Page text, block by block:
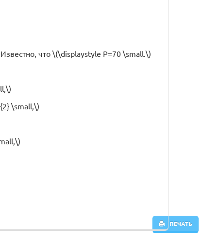
ПЕЧАТЬ
что \(\displaystyle P=70 \small.\)
\small,\)